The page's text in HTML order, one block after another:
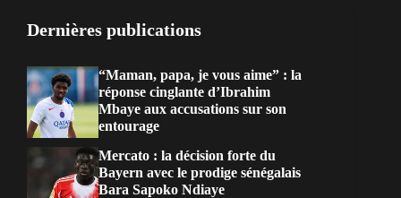
Dernières publications
“Maman, papa, je vous aime” : la
réponse cinglante d’Ibrahim
Mbaye aux accusations sur son
entourage
Mercato : la décision forte du
Bayern avec le prodige sénégalais
Bara Sapoko Ndiaye